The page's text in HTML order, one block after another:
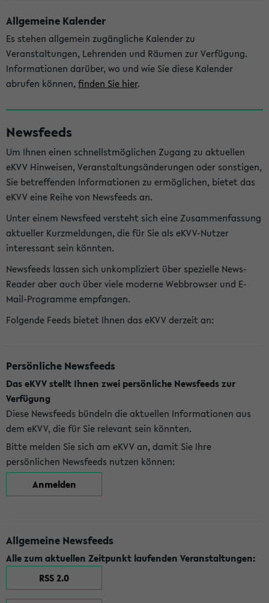
Allgemeine Kalender
Es stehen allgemein zugängliche Kalender zu
Veranstaltungen, Lehrenden und Räumen zur Verfügung.
Informationen darüber, wo und wie Sie diese Kalender
abrufen können, finden Sie hier.
Newsfeeds
Um Ihnen einen schnellstmöglichen Zugang zu aktuellen
eKVV Hinweisen, Veranstaltungsänderungen oder sonstigen,
Sie betreffenden Informationen zu ermöglichen, bietet das
eKVV eine Reihe von Newsfeeds an.
Unter einem Newsfeed versteht sich eine Zusammenfassung
aktueller Kurzmeldungen, die für Sie als eKVV-Nutzer
interessant sein könnten.
Newsfeeds lassen sich unkompliziert über spezielle News-
Reader aber auch über viele moderne Webbrowser und E-
Mail-Programme empfangen.
Folgende Feeds bietet Ihnen das eKVV derzeit an:
Persönliche Newsfeeds
Das eKVV stellt Ihnen zwei persönliche Newsfeeds zur
Verfügung
Diese Newsfeeds bündeln die aktuellen Informationen aus
dem eKVV, die für Sie relevant sein könnten.
Bitte melden Sie sich am eKVV an, damit Sie Ihre
persönlichen Newsfeeds nutzen können:
Anmelden
Allgemeine Newsfeeds
Alle zum aktuellen Zeitpunkt laufenden Veranstaltungen:
RSS 2.0